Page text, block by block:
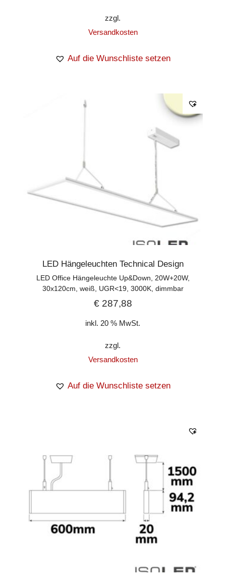
zzgl.
Versandkosten
Auf die Wunschliste setzen
LED Hängeleuchten Technical Design
LED Office Hängeleuchte Up&Down, 20W+20W,
30x120cm, weiß, UGR<19, 3000K, dimmbar
€287,88
inkl. 20 % MwSt.
zzgl.
Versandkosten
Auf die Wunschliste setzen